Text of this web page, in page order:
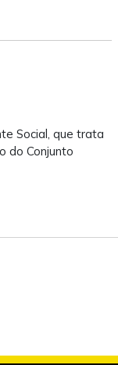
Social, que trata
do Conjunto